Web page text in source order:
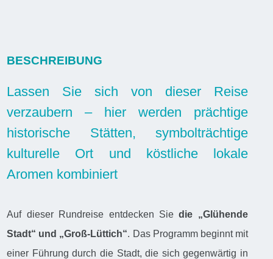
BESCHREIBUNG
Lassen Sie sich von dieser Reise
verzaubern – hier werden prächtige
historische Stätten, symbolträchtige
kulturelle Ort und köstliche lokale
Aromen kombiniert
Auf dieser Rundreise entdecken Siedie „Glühende
Stadt“ und „Groß-Lüttich“. Das Programm beginnt mit
einer Führung durch die Stadt, die sich gegenwärtig in